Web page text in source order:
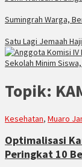
Sumingrah Warga,
Satu Lagi Jemaah
Sekolah Minim
Topik:
Kesehatan, Muaro
Optimalisasi
Peringkat 10